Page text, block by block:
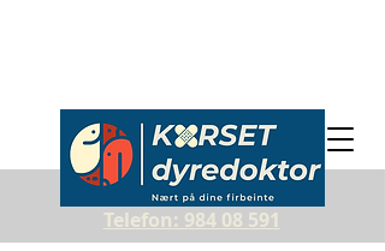
Telefon: 984 08 591